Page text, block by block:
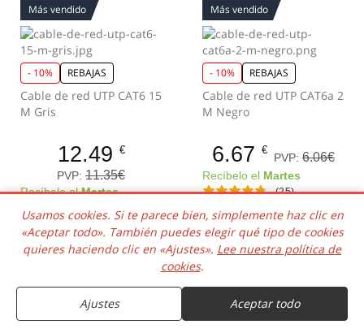
Más vendido
- 10% REBAJAS
Cable de red UTP CAT6 15
M Gris
12.49 €
PVP: 11.35€
Recíbelo elMartes
(38)
Más vendido
- 10% REBAJAS
Cable de red UTP CAT6a 2
M Negro
6.67 €
PVP: 6.06€
Recíbelo el Martes
(25)
Usamos cookies. Si te parece bien, simplemente haz clic en
«Aceptar todo». También puedes elegir qué tipo de cookies
quieres haciendo clic en «Ajustes». Lee nuestra política de
cookies.
Ajustes Aceptar todo